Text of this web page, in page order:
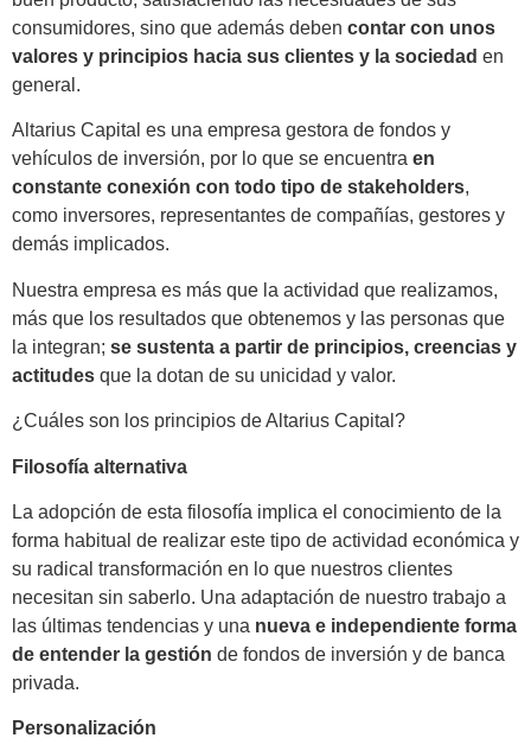
consumidores, sino que además deben contar con unos
valores y principios hacia sus clientes y la sociedad en
general.
Altarius Capital es una empresa gestora de fondos y
vehículos de inversión, por lo que se encuentra en
constante conexión con todo tipo de stakeholders,
como inversores, representantes de compañías, gestores y
demás implicados.
Nuestra empresa es más que la actividad que realizamos,
más que los resultados que obtenemos y las personas que
la integran; se sustenta a partir de principios, creencias y
actitudes que la dotan de su unicidad y valor.
¿Cuáles son los principios de Altarius Capital?
Filosofía alternativa
La adopción de esta filosofía implica el conocimiento de la
forma habitual de realizar este tipo de actividad económica y
su radical transformación en lo que nuestros clientes
necesitan sin saberlo. Una adaptación de nuestro trabajo a
las últimas tendencias y una nueva e independiente forma
de entender la gestión de fondos de inversión y de banca
privada.
Personalización